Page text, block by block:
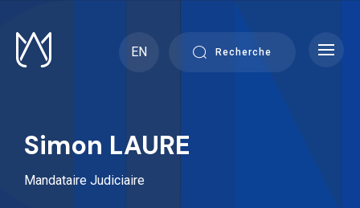
content
EN
Recherche
Simon LAURE
Mandataire Judiciaire